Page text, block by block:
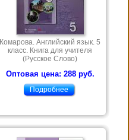
Комарова. Английский язык. 5
класс. Книга для учителя
(Русское Слово)
Оптовая цена: 288 руб.
Подробнее